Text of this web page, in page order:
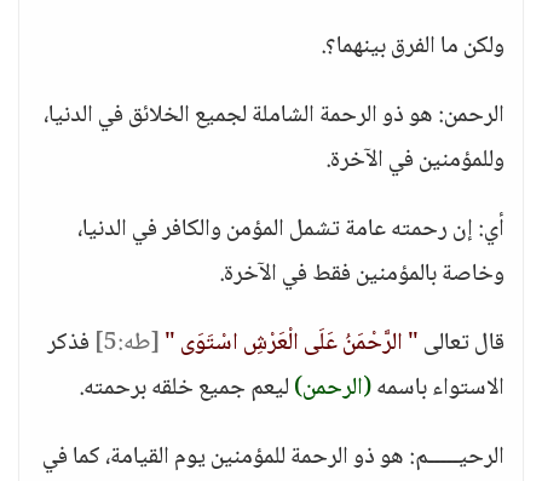
ولكن ما الفرق بينهما؟.
الرحمن: هو ذو الرحمة الشاملة لجميع الخلائق في الدنيا،
وللمؤمنين في الآخرة.
أي: إن رحمته عامة تشمل المؤمن والكافر في الدنيا،
وخاصة بالمؤمنين فقط في الآخرة.
قال تعالى" الرَّحْمَنُ عَلَى الْعَرْشِ اسْتَوَى "[طه:5]
فذكر
الاستواء باسمه(الرحمن)ليعم جميع خلقه برحمته.
الرحيـــــم: هو ذو الرحمة للمؤمنين يوم القيامة، كما في